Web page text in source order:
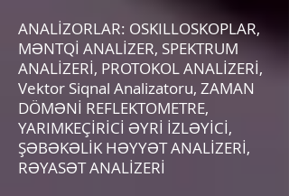
ANALİZORLAR: OSKILLOSKOPLAR,
MƏNTQİ ANALİZER, SPEKTRUM
ANALİZERİ, PROTOKOL ANALİZERİ,
Vektor Siqnal Analizatoru, ZAMAN
DÖMƏNİ REFLEKTOMETRE,
YARIMKEÇİRİCİ ƏYRİ İZLƏYİCİ,
ŞƏBƏKƏLİK HƏYYƏT ANALİZERİ,
RƏYASƏT ANALİZERİ